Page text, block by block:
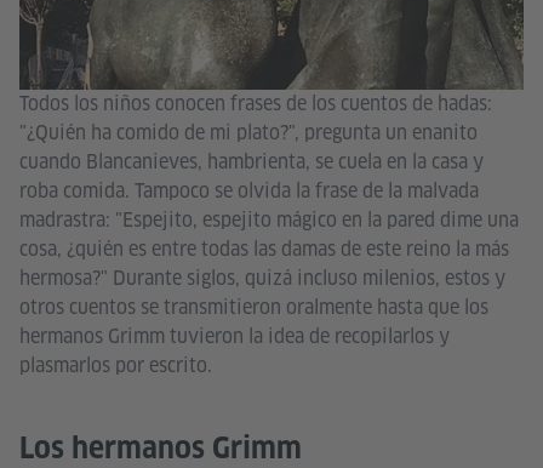
Todos los niños conocen frases de los cuentos de hadas:
"¿Quién ha comido de mi plato?", pregunta un enanito
cuando Blancanieves, hambrienta, se cuela en la casa y
roba comida. Tampoco se olvida la frase de la malvada
madrastra: "Espejito, espejito mágico en la pared dime una
cosa, ¿quién es entre todas las damas de este reino la más
hermosa?" Durante siglos, quizá incluso milenios, estos y
otros cuentos se transmitieron oralmente hasta que los
hermanos Grimm tuvieron la idea de recopilarlos y
plasmarlos por escrito.
Los hermanos Grimm